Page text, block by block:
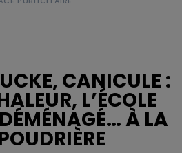
CANICULE :
L’ÉCOLE
À LA